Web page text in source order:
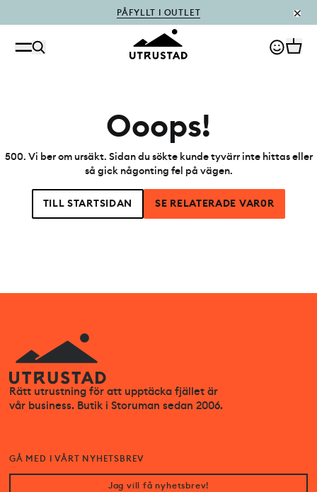
PÅFYLLT I OUTLET
Ooops!
500. Vi ber om ursäkt. Sidan du sökte kunde tyvärr inte hittas eller
så gick någonting fel på vägen.
TILL STARTSIDAN SE RELATERADE VAR0R
Rätt utrustning för att upptäcka fjället är
vår business. Butik i Storuman sedan 2006.
GÅ MED I VÅRT NYHETSBREV
Jag vill få nyhetsbrev!